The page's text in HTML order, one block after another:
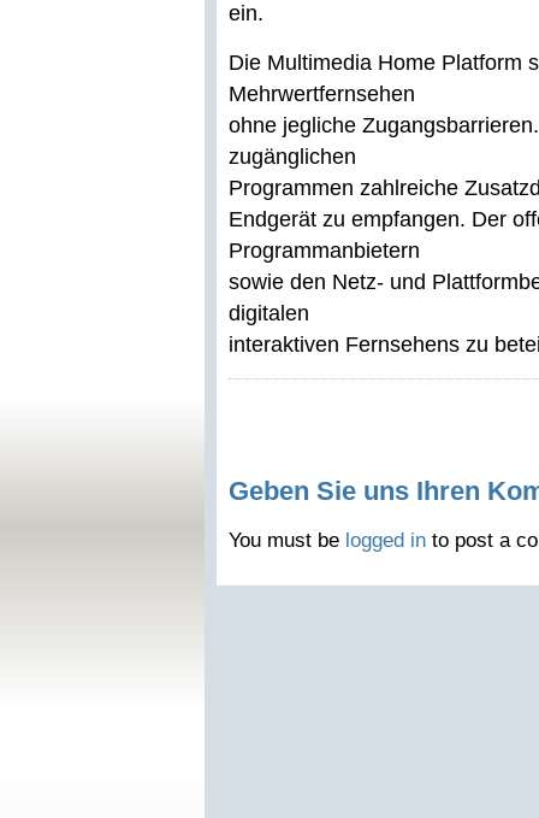
ein.
Die Multimedia Home Platform
Mehrwertfernsehen
ohne jegliche
zugänglichen
Programmen zahlreiche
Endgerät zu empfangen. Der
Programmanbietern
sowie den Netz- und
digitalen
interaktiven Fernsehens zu
Geben Sie uns Ihren
You must be logged in to post a